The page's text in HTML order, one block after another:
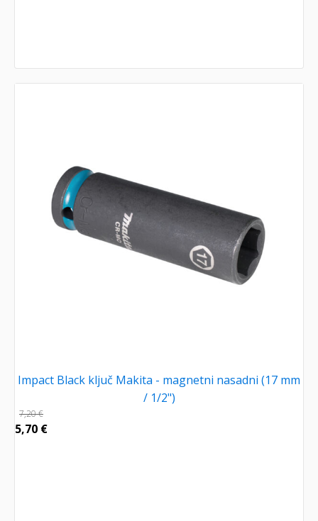
Impact Black ključ Makita - magnetni nasadni (17 mm
/ 1/2")
7,20€
5,70 €